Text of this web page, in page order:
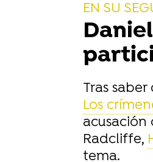
EN SU
Tras
Los
Radcliffe,
tema.